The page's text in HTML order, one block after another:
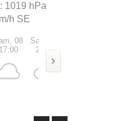
1019 hPa
h SE
08
17:00
Sam, 08
20:00